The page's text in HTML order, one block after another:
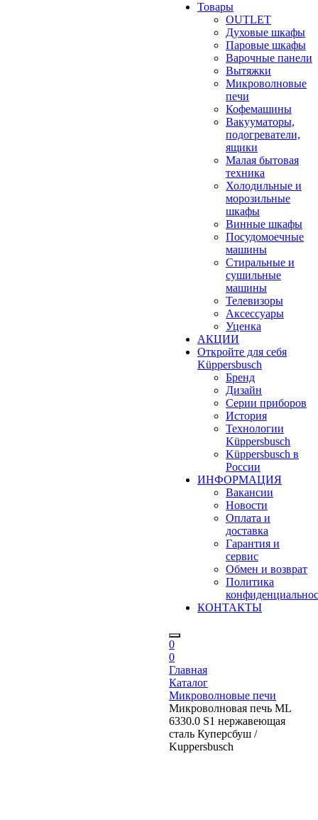
Товары
OUTLET
Духовые шкафы
Паровые шкафы
Варочные панели
Вытяжки
Микроволновые
печи
Кофемашины
Вакууматоры,
подогреватели,
ящики
Малая бытовая
техника
Холодильные и
морозильные
шкафы
Винные шкафы
Посудомоечные
машины
Стиральные и
сушильные
машины
Телевизоры
Аксессуары
Уценка
АКЦИИ
Откройте для себя
Küppersbusch
Бренд
Дизайн
Серии приборов
История
Технологии
Küppersbusch
Küppersbusch в
России
ИНФОРМАЦИЯ
Вакансии
Новости
Оплата и
доставка
Гарантия и
сервис
Обмен и возврат
Политика
КОНТАКТЫ
0
0
Главная
Каталог
Микроволновые печи
Микроволновая печь ML
6330.0 S1 нержавеющая
сталь Куперсбуш /
Kuppersbusch